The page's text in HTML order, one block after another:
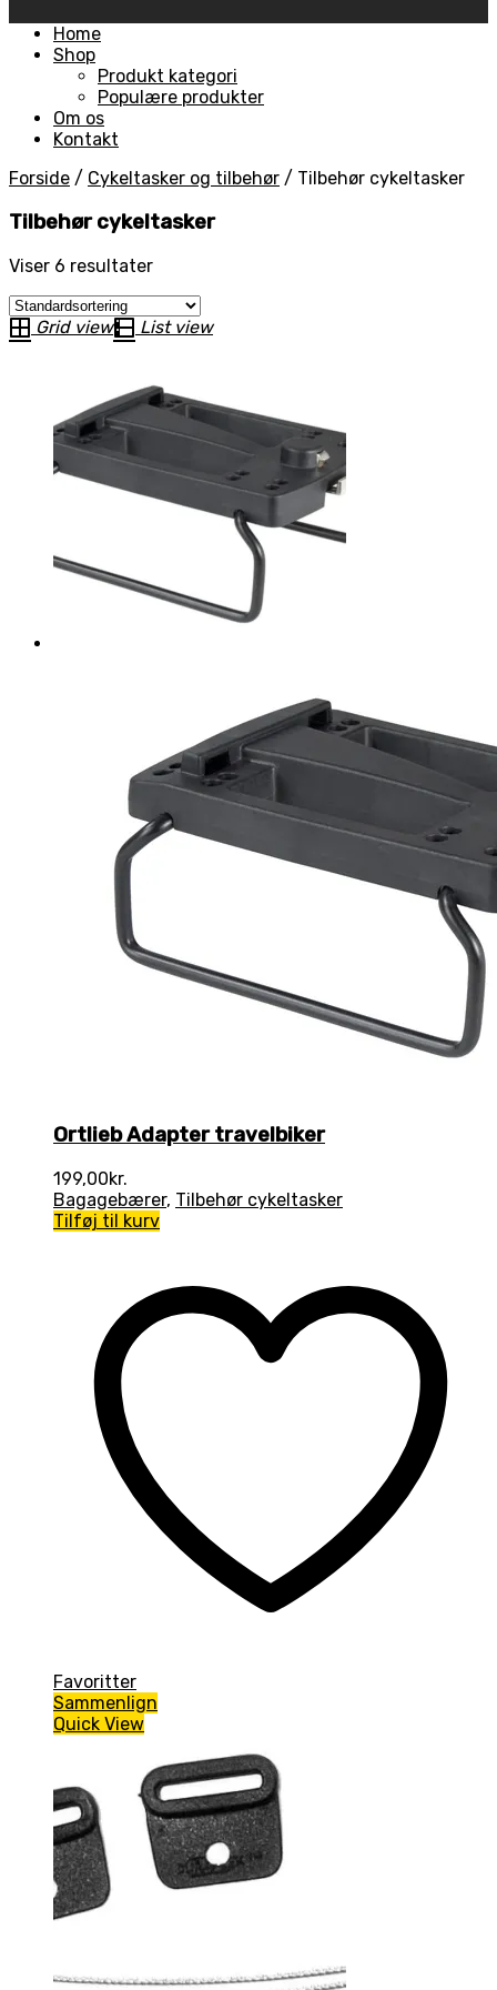
Skip
Home
Shop
Produkt kategori
Populære produkter
Om os
Kontakt
Forside / Cykeltasker og tilbehør / Tilbehør cykeltasker
Tilbehør cykeltasker
Viser 6 resultater
Grid view List view
Ortlieb Adapter travelbiker
199,00kr.
Bagagebærer, Tilbehør cykeltasker
Tilføj til kurv
Favoritter
Sammenlign
Quick View